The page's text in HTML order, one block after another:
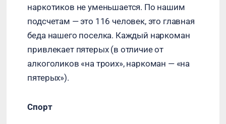
наркотиков не уменьшается. По нашим
подсчетам — это 116 человек, это главная
беда нашего поселка. Каждый наркоман
привлекает пятерых (в отличие от
алкоголиков «на троих», наркоман — «на
пятерых»).
Спорт